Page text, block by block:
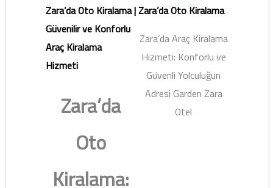
Zara’da Oto Kiralama |
Güvenilir ve Konforlu
Araç Kiralama
Hizmeti
Zara’da
Oto
Kiralama:
Zara’da Oto Kiralama
Zara’da Araç Kiralama
Hizmeti: Konforlu ve
Güvenli Yolculuğun
Adresi Garden Zara
Otel